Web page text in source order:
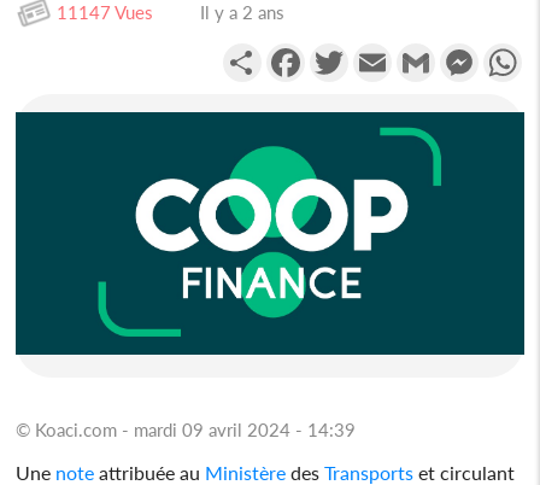
11147 Vues Il y a 2 ans
PartagerFacebookTwitterEmail Gmail
© Koaci.com - mardi 09 avril 2024 - 14:39
Une note attribuée au Ministère desTransports et circulant